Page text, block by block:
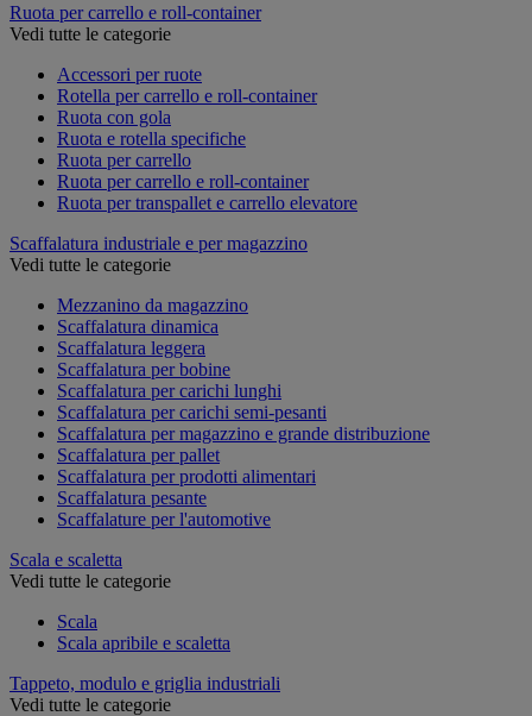
Ruota per carrello e roll-container
Vedi tutte le categorie
Accessori per ruote
Rotella per carrello e roll-container
Ruota con gola
Ruota e rotella specifiche
Ruota per carrello
Ruota per carrello e roll-container
Ruota per transpallet e carrello elevatore
Scaffalatura industriale e per magazzino
Vedi tutte le categorie
Mezzanino da magazzino
Scaffalatura dinamica
Scaffalatura leggera
Scaffalatura per bobine
Scaffalatura per carichi lunghi
Scaffalatura per carichi semi-pesanti
Scaffalatura per magazzino e grande distribuzione
Scaffalatura per pallet
Scaffalatura per prodotti alimentari
Scaffalatura pesante
Scaffalature per l'automotive
Scala e scaletta
Vedi tutte le categorie
Scala
Scala apribile e scaletta
Tappeto, modulo e griglia industriali
Vedi tutte le categorie